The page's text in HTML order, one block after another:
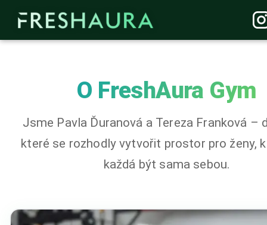
O FreshAura Gym
Jsme Pavla Ďuranová a Tereza Franková –
které se rozhodly vytvořit prostor pro ženy,
každá být sama sebou.